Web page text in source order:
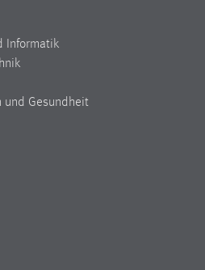
Informatik
und Gesundheit
von Drittanbietern
Werbung anzuzeigen.
Besucher über Websites